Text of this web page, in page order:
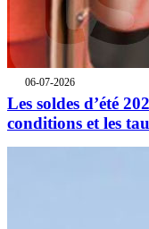
06-07-2026
Les soldes d’été
conditions et les